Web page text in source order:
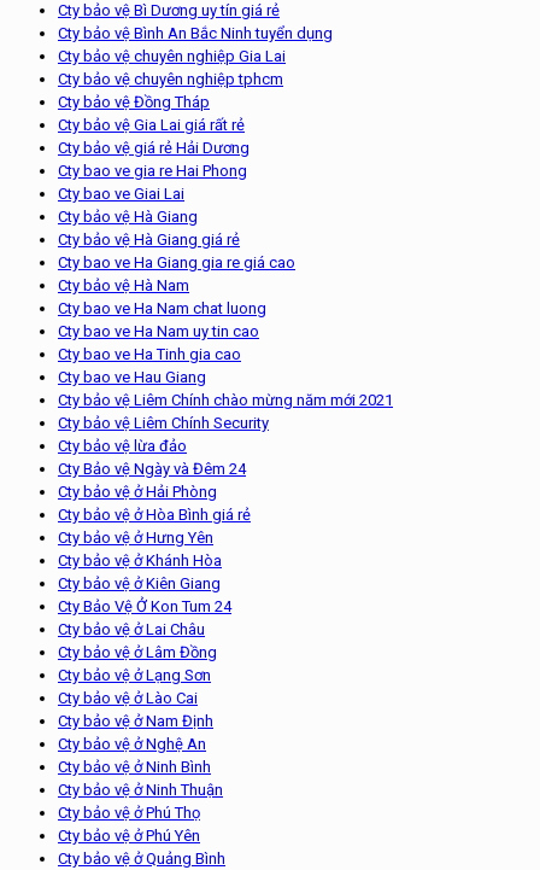
Cty bảo vệ Bì Dương uy tín giá rẻ
Cty bảo vệ Bình An Bắc Ninh tuyển dụng
Cty bảo vệ chuyên nghiệp Gia Lai
Cty bảo vệ chuyên nghiệp tphcm
Cty bảo vệ Đồng Tháp
Cty bảo vệ Gia Lai giá rất rẻ
Cty bảo vệ giá rẻ Hải Dương
Cty bao ve gia re Hai Phong
Cty bao ve Giai Lai
Cty bảo vệ Hà Giang
Cty bảo vệ Hà Giang giá rẻ
Cty bao ve Ha Giang gia re giá cao
Cty bảo vệ Hà Nam
Cty bao ve Ha Nam chat luong
Cty bao ve Ha Nam uy tin cao
Cty bao ve Ha Tinh gia cao
Cty bao ve Hau Giang
Cty bảo vệ Liêm Chính chào mừng năm mới 2021
Cty bảo vệ Liêm Chính Security
Cty bảo vệ lừa đảo
Cty Bảo vệ Ngày và Đêm 24
Cty bảo vệ ở Hải Phòng
Cty bảo vệ ở Hòa Bình giá rẻ
Cty bảo vệ ở Hưng Yên
Cty bảo vệ ở Khánh Hòa
Cty bảo vệ ở Kiên Giang
Cty Bảo Vệ Ở Kon Tum 24
Cty bảo vệ ở Lai Châu
Cty bảo vệ ở Lâm Đồng
Cty bảo vệ ở Lạng Sơn
Cty bảo vệ ở Lào Cai
Cty bảo vệ ở Nam Định
Cty bảo vệ ở Nghệ An
Cty bảo vệ ở Ninh Bình
Cty bảo vệ ở Ninh Thuận
Cty bảo vệ ở Phú Thọ
Cty bảo vệ ở Phú Yên
Cty bảo vệ ở Quảng Bình